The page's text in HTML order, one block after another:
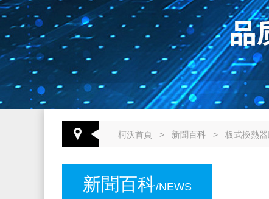
柯沃首頁 > 新聞百科 > 板式換熱
新聞百科/NEWS